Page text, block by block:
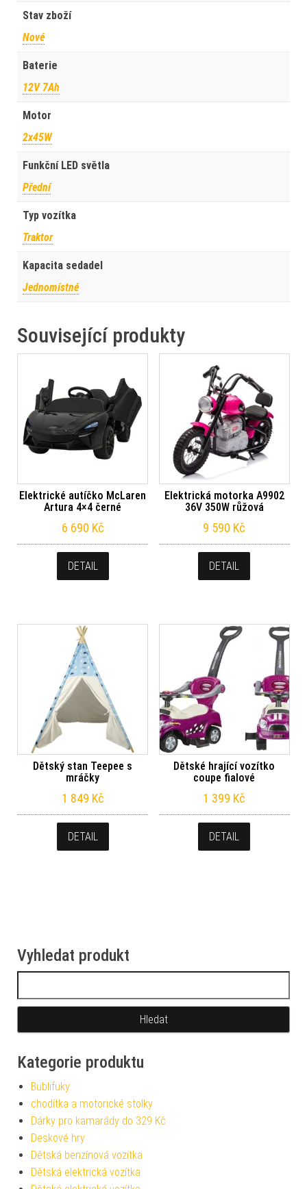
Stav zboží
Nové
Baterie
12V 7Ah
Motor
2x45W
Funkční LED světla
Přední
Typ vozítka
Traktor
Kapacita sedadel
Jednomístné
Související produkty
Elektrické autíčko McLaren
Artura 4×4 černé
6 690 Kč
DETAIL
Elektrická motorka A9902
36V 350W růžová
9 590 Kč
DETAIL
Dětský stan Teepee s
mráčky
1 849 Kč
DETAIL
Dětské hrající vozítko
coupe fialové
1 399 Kč
DETAIL
Vyhledat produkt
Kategorie produktu
Bublifuky
chodítka a motorické stolky
Dárky pro kamarády do 329 Kč
Deskové hry
Dětská benzínová vozítka
Dětská elektrická vozítka